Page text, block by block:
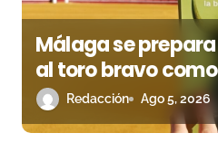
Málaga se
al toro bravo
biodiversidad
Redacción Ago 5, 2026